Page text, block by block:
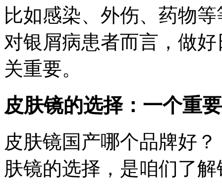
比如感染、外伤、药物
对银屑病患者而言，做
关重要。
皮肤镜的选择：一个重
皮肤镜国产哪个品牌好
肤镜的选择，是咱们了